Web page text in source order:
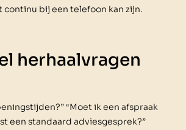
bij een telefoon kan zijn.
herhaalvragen
“Moet ik een afspraak
een standaard adviesgesprek?”